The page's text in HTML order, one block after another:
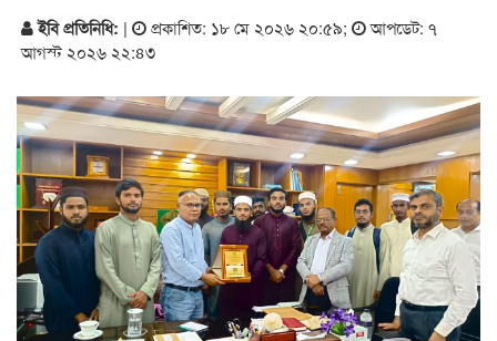
ইবি প্রতিনিধি: | প্রকাশিত: ১৮ মে ২০২৬ ২০:৫৯;
আপডেট: ৭
আগস্ট ২০২৬ ২২:৪৩